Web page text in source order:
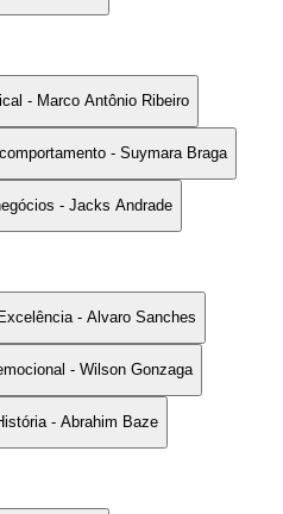
- Marco Antônio Ribeiro
- Suymara Braga
- Jacks Andrade
- Alvaro Sanches
- Wilson Gonzaga
- Abrahim Baze